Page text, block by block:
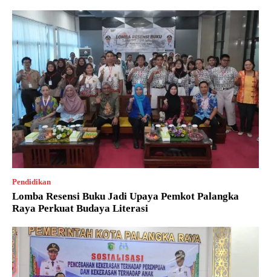
Pendidikan
Lomba Resensi Buku Jadi Upaya Pemkot Palangka
Raya Perkuat Budaya Literasi